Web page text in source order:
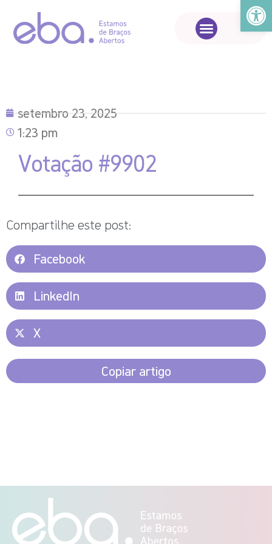
Abrir
setembro 23, 2025
1:23 pm
Votação #9902
Compartilhe este post:
Facebook
LinkedIn
X
Copiar artigo